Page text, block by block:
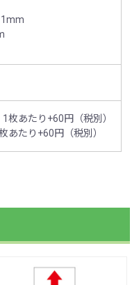
1mm
枚あたり+60円（税別）
あたり+60円（税別）